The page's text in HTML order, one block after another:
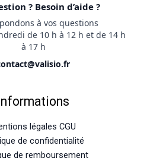
? Besoin d’aide ?
à vos questions
de 10 h à 12 h et de 14 h
à 17 h
Informations
légales CGU
de confidentialité
de remboursement